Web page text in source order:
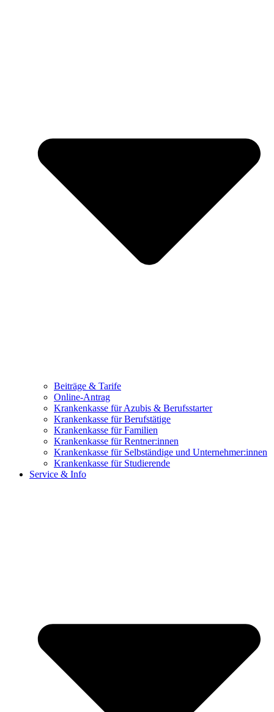
Beiträge & Tarife
Online-Antrag
Krankenkasse für Azubis & Berufsstarter
Krankenkasse für Berufstätige
Krankenkasse für Familien
Krankenkasse für Rentner:innen
Krankenkasse für Selbständige und Unternehmer:innen
Krankenkasse für Studierende
Service & Info